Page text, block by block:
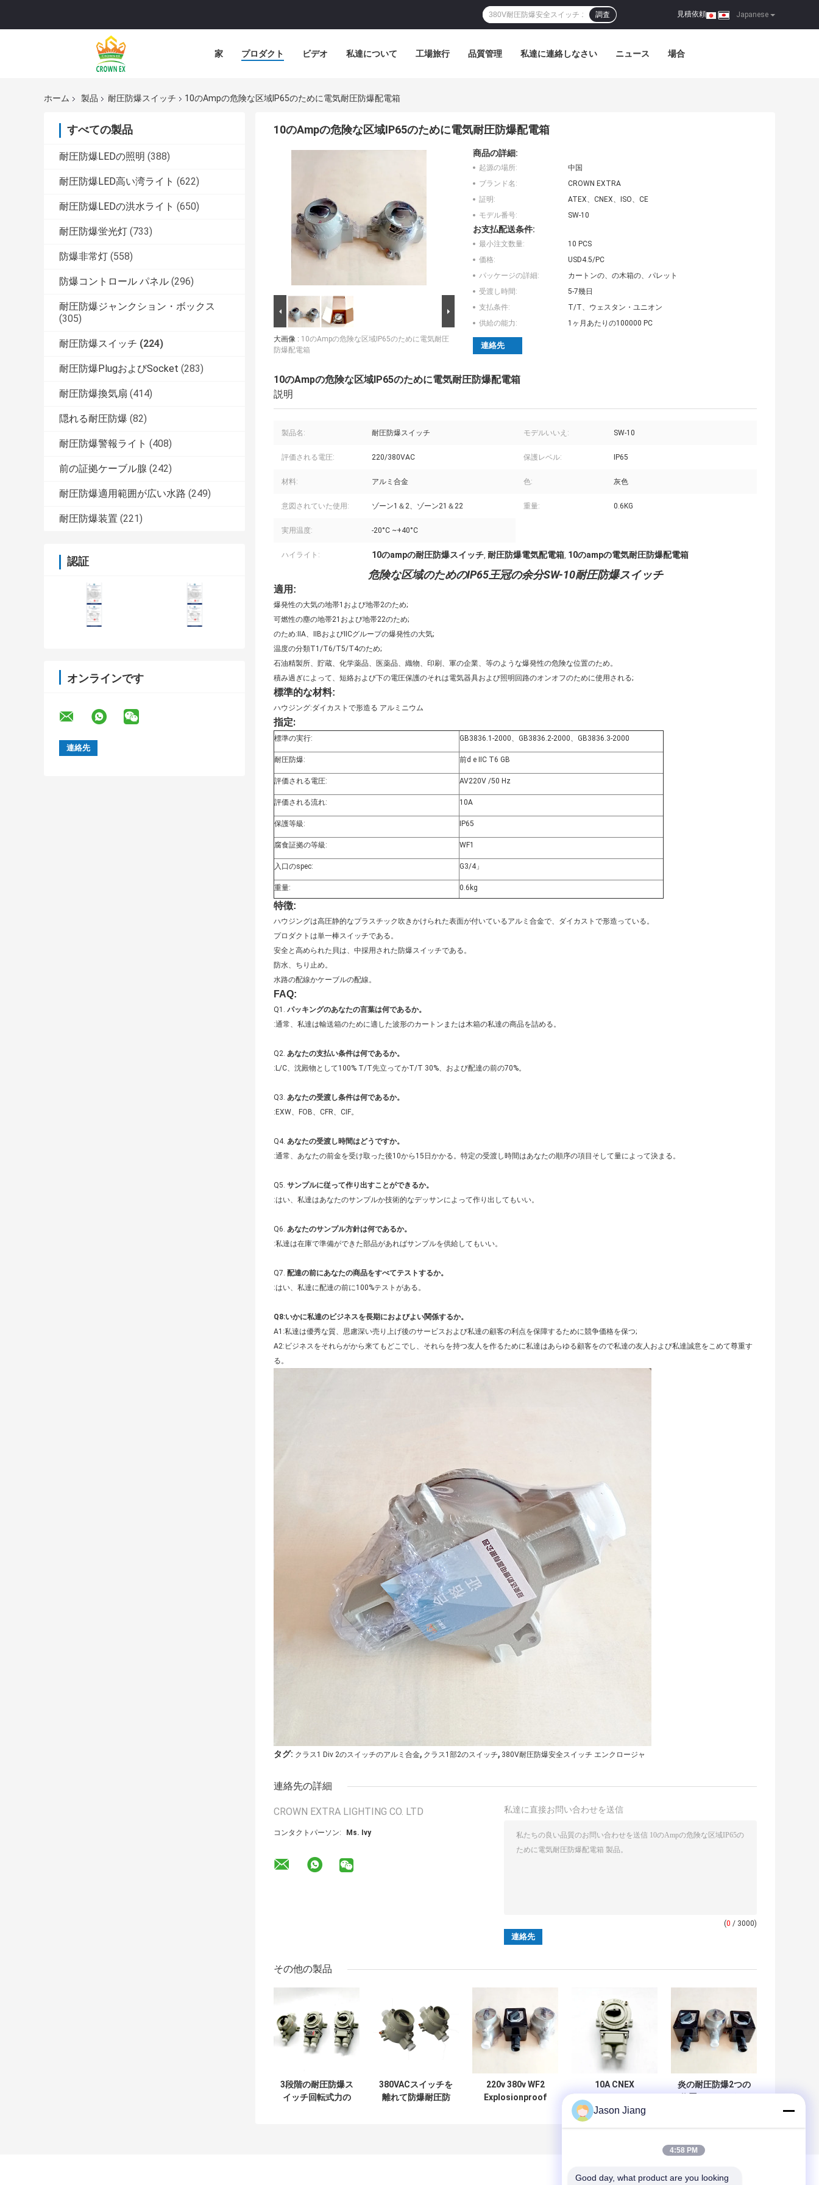
Japanese
見積依頼 |
調査
家 プロダクト ビデオ 私達について 工場旅行 品質管理 私達に連絡しなさい ニュース 場合
ホーム 製品 耐圧防爆スイッチ 10のAmpの危険な区域IP65のために電気耐圧防爆配電箱
すべての製品
耐圧防爆LEDの照明 (388)
耐圧防爆LED高い湾ライト (622)
耐圧防爆LEDの洪水ライト (650)
耐圧防爆蛍光灯 (733)
防爆非常灯 (558)
防爆コントロール パネル (296)
耐圧防爆ジャンクション・ボックス
(305)
耐圧防爆スイッチ (224)
耐圧防爆PlugおよびSocket (283)
耐圧防爆換気扇 (414)
隠れる耐圧防爆 (82)
耐圧防爆警報ライト (408)
前の証拠ケーブル腺 (242)
耐圧防爆適用範囲が広い水路 (249)
耐圧防爆装置 (221)
認証
オンラインです
10のAmpの危険な区域IP65のために電気耐圧防爆配電箱
大画像 : 10のAmpの危険な区域IP65のために電気耐圧
防爆配電箱
商品の詳細:
起源の場所:
中国
ブランド名:
CROWN EXTRA
証明:
ATEX、CNEX、ISO、CE
モデル番号:
SW-10
お支払配送条件:
最小注文数量:
10 PCS
価格:
USD4.5/PC
パッケージの詳細:
カートンの、の木箱の、パレット
受渡し時間:
5-7幾日
支払条件:
T/T、ウェスタン・ユニオン
供給の能力:
1ヶ月あたりの100000 PC
連絡先
10のAmpの危険な区域IP65のために電気耐圧防爆配電箱
説明
製品名: 耐圧防爆スイッチ モデルいいえ: SW-10
評価される電圧: 220/380VAC 保護レベル: IP65
材料: アルミ合金 色: 灰色
意図されていた使用: ゾーン1＆2、ゾーン21＆22 重量: 0.6KG
実用温度: -20°C ~+40°C
ハイライト: 10のampの耐圧防爆スイッチ, 耐圧防爆電気配電箱, 10のampの電気耐圧防爆配電箱
危険な区域のためのIP65王冠の余分SW-10耐圧防爆スイッチ
適用:
爆発性の大気の地帯1および地帯2のため;
可燃性の塵の地帯21および地帯22のため;
のため:IIA、IIBおよびIICグループの爆発性の大気;
温度の分類T1/T6/T5/T4のため;
石油精製所、貯蔵、化学薬品、医薬品、織物、印刷、軍の企業、等のような爆発性の危険な位置のため。
積み過ぎによって、短絡および下の電圧保護のそれは電気器具および照明回路のオンオフのために使用される;
標準的な材料:
ハウジング:ダイカストで形造る アルミニウム
指定:
標準の実行: GB3836.1-2000、GB3836.2-2000、GB3836.3-2000
耐圧防爆: 前d e IIC T6 GB
評価される電圧: AV220V /50 Hz
評価される流れ: 10A
保護等級: IP65
腐食証拠の等級: WF1
入口のspec: G3/4」
重量: 0.6kg
特徴:
ハウジングは高圧静的なプラスチック吹きかけられた表面が付いているアルミ合金で、ダイカストで形造っている。
プロダクトは単一棒スイッチである。
安全と高められた貝は、中採用された防爆スイッチである。
防水、ちり止め。
水路の配線かケーブルの配線。
FAQ:
Q1. パッキングのあなたの言葉は何であるか。
:通常、私達は輸送箱のために適した波形のカートンまたは木箱の私達の商品を詰める。
Q2. あなたの支払い条件は何であるか。
:L/C、沈殿物として100% T/T先立ってかT/T 30%、および配達の前の70%。
Q3. あなたの受渡し条件は何であるか。
:EXW、FOB、CFR、CIF。
Q4. あなたの受渡し時間はどうですか。
:通常、あなたの前金を受け取った後10から15日かかる。特定の受渡し時間はあなたの順序の項目そして量によって決まる。
Q5. サンプルに従って作り出すことができるか。
:はい、私達はあなたのサンプルか技術的なデッサンによって作り出してもいい。
Q6. あなたのサンプル方針は何であるか。
:私達は在庫で準備ができた部品があればサンプルを供給してもいい。
Q7. 配達の前にあなたの商品をすべてテストするか。
:はい、私達に配達の前に100%テストがある。
Q8:いかに私達のビジネスを長期におよびよい関係するか。
A1:私達は優秀な質、思慮深い売り上げ後のサービスおよび私達の顧客の利点を保障するために競争価格を保つ;
A2:ビジネスをそれらがから来てもどこでし、それらを持つ友人を作るために私達はあらゆる顧客をので私達の友人および私達誠意をこめて尊重す
る。
タグ: クラス1 Div 2のスイッチのアルミ合金, クラス1部2のスイッチ, 380V耐圧防爆安全スイッチ エンクロージャ
連絡先の詳細
CROWN EXTRA LIGHTING CO. LTD
コンタクトパーソン: Ms. Ivy
私達に直接お問い合わせを送信
(0 / 3000)
その他の製品
3段階の耐圧防爆ス
イッチ回転式力の
380VACスイッチを
離れて防爆耐圧防
220v 380v WF2
Explosionproof
10A CNEX
Explosionproof
Rotary Switch
Transfer Selector
炎の耐圧防爆2つの
Jason Jiang
4:58 PM
Good day, what product are you looking